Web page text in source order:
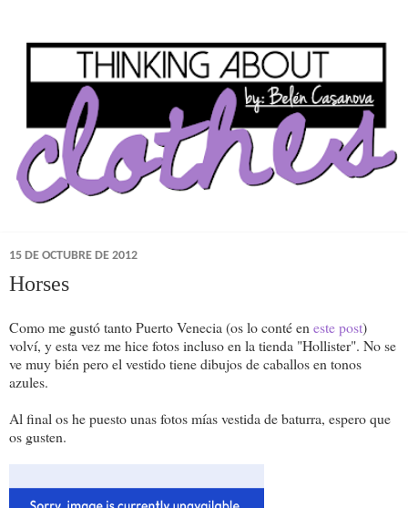
15 DE OCTUBRE DE 2012
Horses
Como me gustó tanto Puerto Venecia (os lo conté en este post)
volví, y esta vez me hice fotos incluso en la tienda "Hollister". No se
ve muy bién pero el vestido tiene dibujos de caballos en tonos
azules.
Al final os he puesto unas fotos mías vestida de baturra, espero que
os gusten.